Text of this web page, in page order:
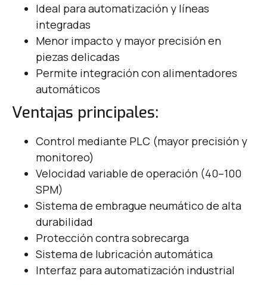
Ideal para automatización y líneas
integradas
Menor impacto y mayor precisión en
piezas delicadas
Permite integración con alimentadores
automáticos
Ventajas principales:
Control mediante PLC (mayor precisión y
monitoreo)
Velocidad variable de operación (40–100
SPM)
Sistema de embrague neumático de alta
durabilidad
Protección contra sobrecarga
Sistema de lubricación automática
Interfaz para automatización industrial